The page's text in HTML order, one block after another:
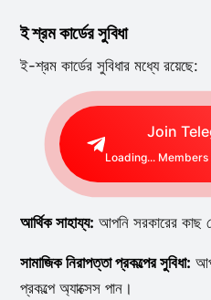
ই শ্রম কার্ডের সুবিধা
ই-শ্রম কার্ডের সুবিধার মধ্যে রয়েছে:
Join
Loading... Members
আর্থিক সাহায্য: আপনি সরকারের কাছ
সামাজিক নিরাপত্তা প্রকল্পের সুবিধা:
প্রকল্পে অ্যাক্সেস পান।